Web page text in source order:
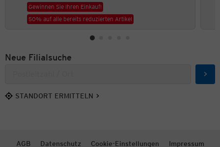
Gewinnen Sie Ihren Einkauf!
50% auf alle bereits reduzierten Artikel
Neue Filialsuche
STANDORT ERMITTELN
AGB Datenschutz Cookie-Einstellungen Impressum